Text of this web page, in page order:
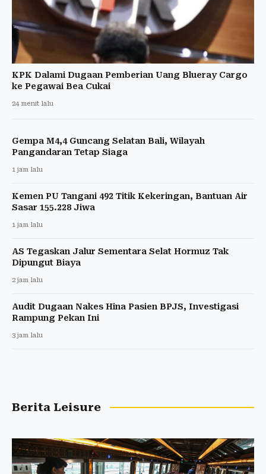
KPK Dalami Dugaan Pemberian Uang Blueray Cargo
ke Pegawai Bea Cukai
24 menit lalu
Gempa M4,4 Guncang Selatan Bali, Wilayah
Pangandaran Tetap Siaga
1 jam lalu
Kemen PU Tangani 492 Titik Kekeringan, Bantuan Air
Sasar 155.228 Jiwa
1 jam lalu
AS Tegaskan Jalur Sementara Selat Hormuz Tak
Dipungut Biaya
2 jam lalu
Audit Dugaan Nakes Hina Pasien BPJS, Investigasi
Rampung Pekan Ini
3 jam lalu
Berita Leisure